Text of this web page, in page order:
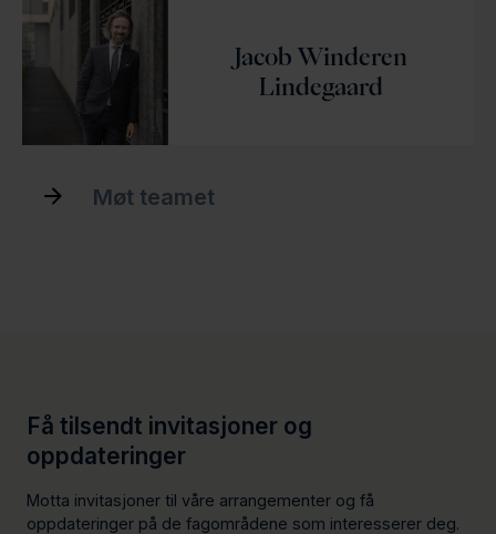
Jacob Winderen
Lindegaard
Møt teamet
Få tilsendt invitasjoner og
oppdateringer
Motta invitasjoner til våre arrangementer og få
oppdateringer på de fagområdene som interesserer deg.